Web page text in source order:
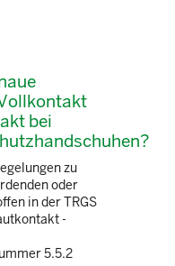
bei
zu
oder
in der TRGS
-
5.5.2